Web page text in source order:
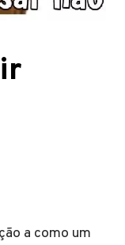
a como um